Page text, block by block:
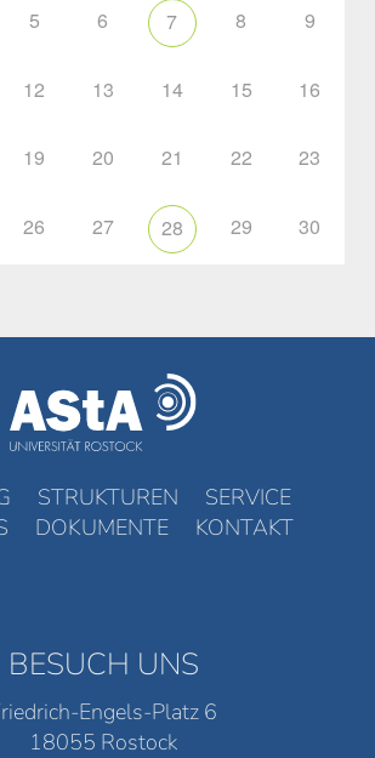
5 6 7 8 9
12 13 14 15 16
19 20 21 22 23
26 27 28 29 30
STRUKTUREN
SERVICE
DOKUMENTE KONTAKT
BESUCH UNS
Engels-Platz 6
18055 Rostock